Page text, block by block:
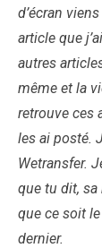
d’écran
article que
autres
même et la
retrouve ces
les ai posté.
Wetransfer.
que tu dit, sa
que ce soit
dernier.